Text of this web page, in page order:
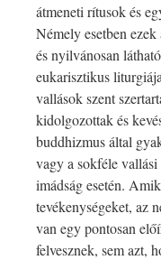
átmeneti rítusok és
Némely esetben
és nyilvánosan
eukarisztikus
vallások szent
kidolgozottak és
buddhizmus által
vagy a sokféle
imádság esetén.
tevékenységeket, az
van egy pontosan
felvesznek, sem azt,